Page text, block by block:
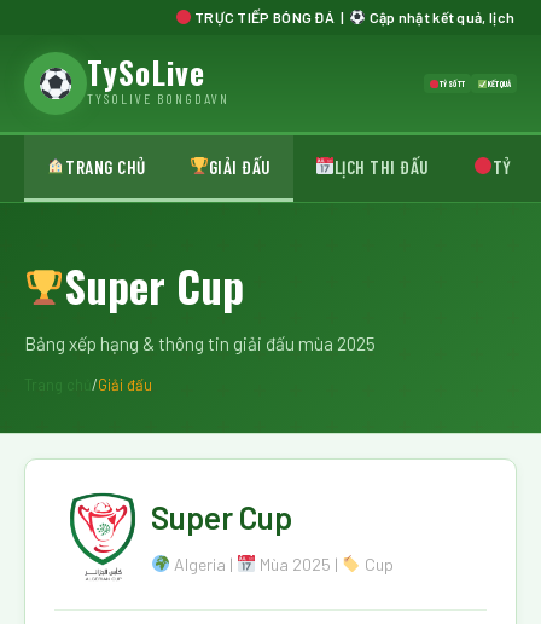
TRỰC TIẾP BÓNG ĐÁ | Cập nhật kết quả, lịch thi đấu,
TySoLive
TYSOLIVE BONGDAVN
TỶ SỐ TT KẾT QUẢ
TRANG CHỦ GIẢI ĐẤU LỊCH THI ĐẤU TỶ SỐ
Super Cup
Bảng xếp hạng & thông tin giải đấu mùa 2025
/Giải đấu
Super Cup
Algeria | Mùa 2025 | Cup